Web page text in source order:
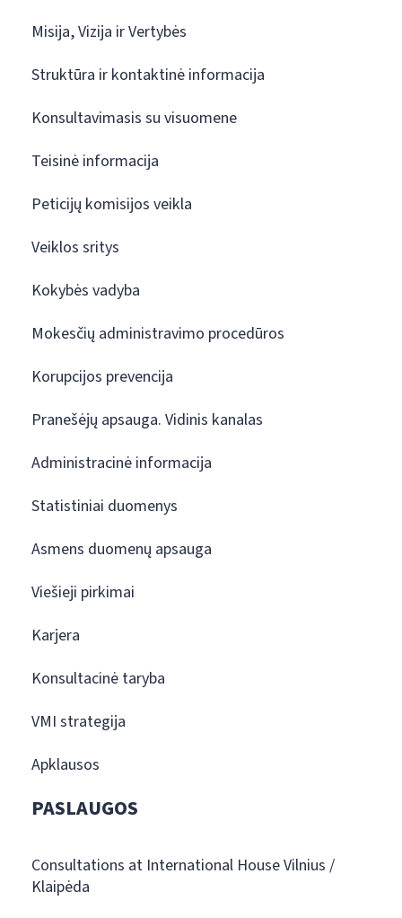
Misija, Vizija ir Vertybės
Struktūra ir kontaktinė informacija
Konsultavimasis su visuomene
Teisinė informacija
Peticijų komisijos veikla
Veiklos sritys
Kokybės vadyba
Mokesčių administravimo procedūros
Korupcijos prevencija
Pranešėjų apsauga. Vidinis kanalas
Administracinė informacija
Statistiniai duomenys
Asmens duomenų apsauga
Viešieji pirkimai
Karjera
Konsultacinė taryba
VMI strategija
Apklausos
PASLAUGOS
Consultations at International House Vilnius /
Klaipėda